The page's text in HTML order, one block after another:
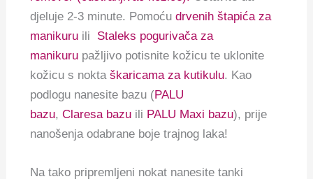
djeluje 2-3 minute. Pomoćudrvenih štapića za
manikuru ili Staleks pogurivača za
manikuru pažljivo potisnite kožicu te uklonite
kožicu s noktaškaricama za kutikulu. Kao
podlogu nanesite bazu (PALU
bazu,Claresa bazu ili PALU Maxi bazu), prije
nanošenja odabrane boje trajnog laka!
Na tako pripremljeni nokat nanesite tanki